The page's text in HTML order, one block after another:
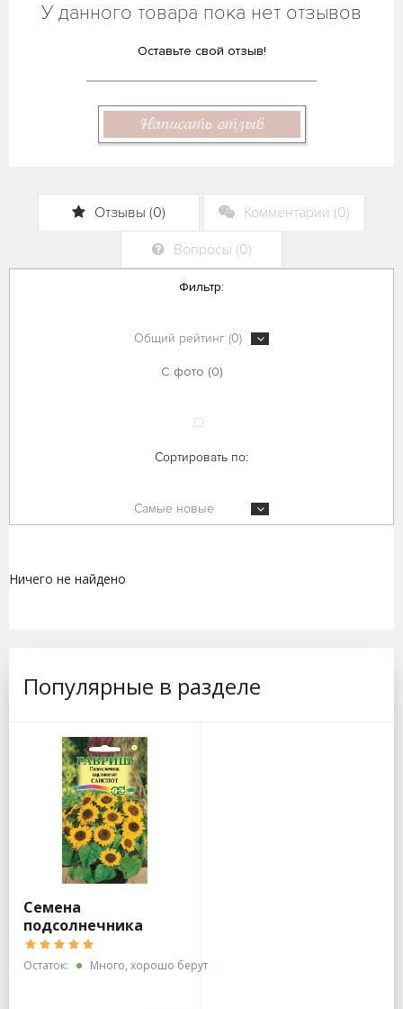
У данного товара пока нет отзывов
Оставьте свой отзыв!
Написать отзыв
Отзывы (0) Комментарии (0)
Вопросы (0)
Фильтр:
Общий рейтинг (0)
С фото (0)
Сортировать по:
Самые новые
Ничего не найдено
Популярные в разделе
Семена
подсолнечника
Санспот
Остаток: Много, хорошо берут